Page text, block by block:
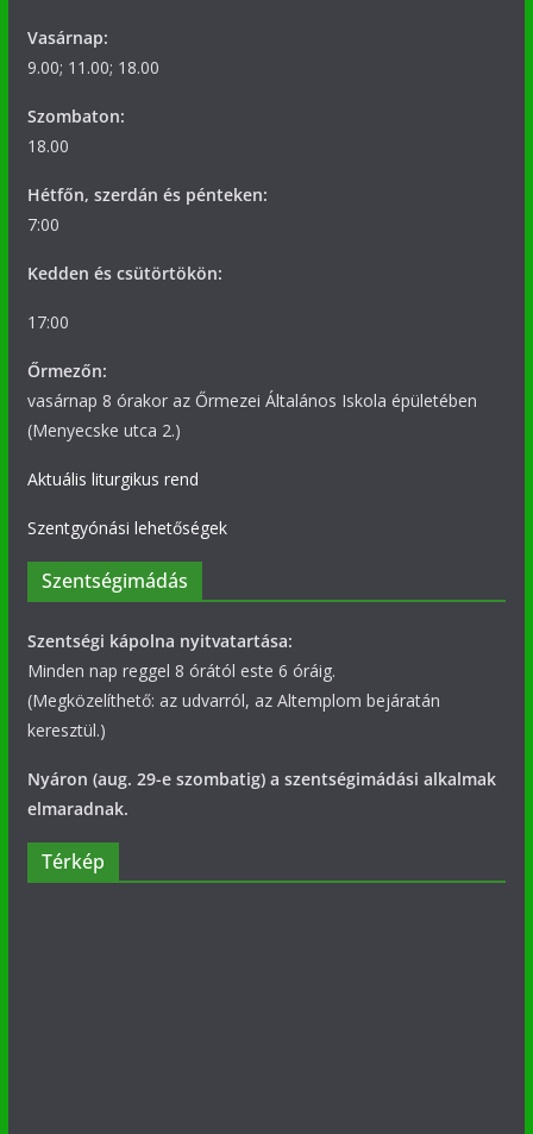
Vasárnap:
9.00; 11.00; 18.00
Szombaton:
18.00
Hétfőn, szerdán és pénteken:
7:00
Kedden és csütörtökön:
17:00
Őrmezőn:
vasárnap 8 órakor az Őrmezei Általános Iskola épületében
(Menyecske utca 2.)
Aktuális liturgikus rend
Szentgyónási lehetőségek
Szentségimádás
Szentségi kápolna nyitvatartása:
Minden nap reggel 8 órától este 6 óráig.
(Megközelíthető: az udvarról, az Altemplom bejáratán
keresztül.)
Nyáron (aug. 29-e szombatig) a szentségimádási alkalmak
elmaradnak.
Térkép